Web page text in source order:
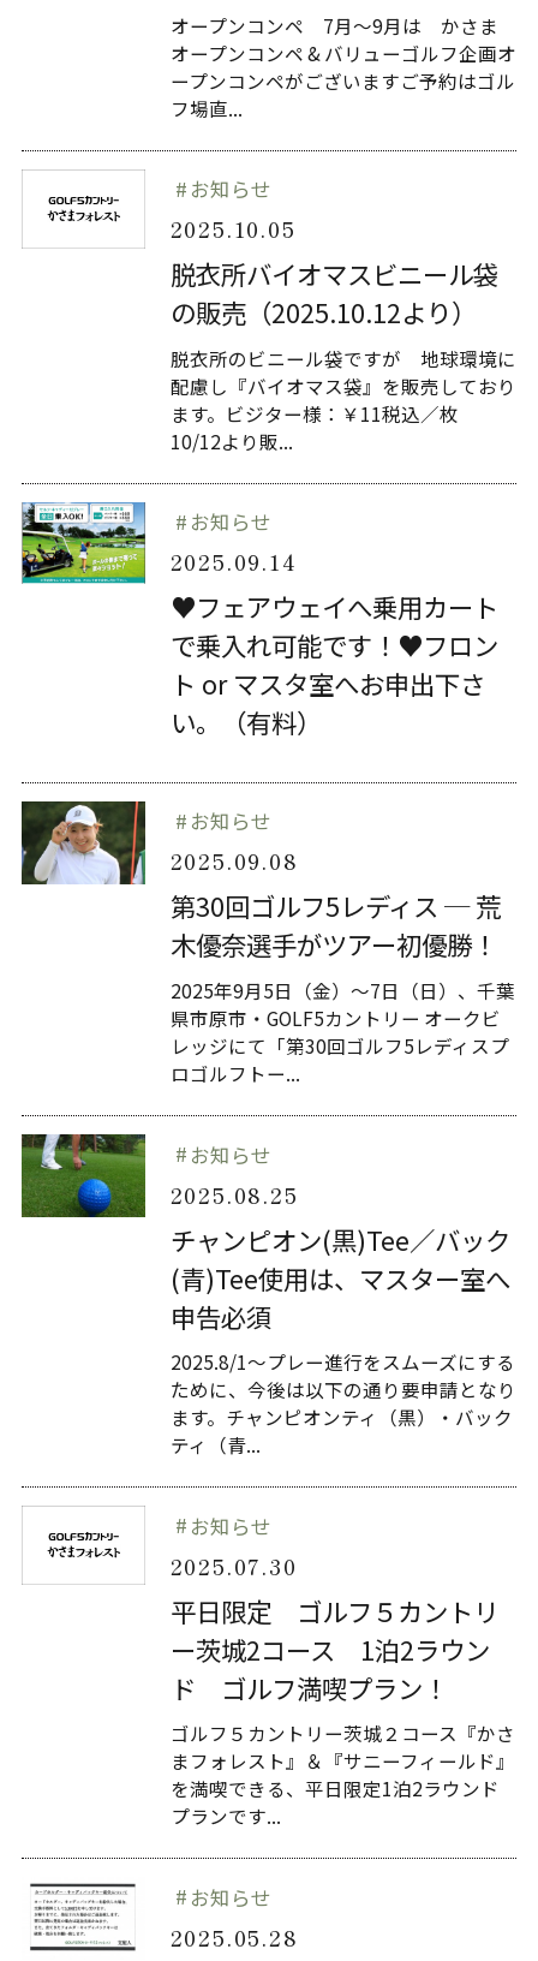
オープンコンペ 7月～9月は かさま
オープンコンペ & バリューゴルフ企画オ
ープンコンペがございますご予約はゴル
フ場直...
2025.10.05
お知らせ
脱衣所バイオマスビニール袋
の販売（2025.10.12より）
脱衣所のビニール袋ですが 地球環境に
配慮し『バイオマス袋』を販売しており
ます。ビジター様：￥11税込／枚
10/12より販...
2025.09.14
お知らせ
♥フェアウェイへ乗用カート
で乗入れ可能です！♥フロン
ト or マスタ室へお申出下さ
い。（有料）
2025.09.08
お知らせ
第30回ゴルフ5レディス ─ 荒
木優奈選手がツアー初優勝！
2025年9月5日（金）〜7日（日）、千葉
県市原市・GOLF5カントリー オークビ
レッジにて「第30回ゴルフ5レディスプ
ロゴルフトー...
2025.08.25
お知らせ
チャンピオン(黒)Tee／バック
(青)Tee使用は、マスター室へ
申告必須
2025.8/1～プレー進行をスムーズにする
ために、今後は以下の通り要申請となり
ます。チャンピオンティ（黒）・バック
ティ（青...
2025.07.30
お知らせ
平日限定 ゴルフ５カントリ
ー茨城2コース 1泊2ラウン
ド ゴルフ満喫プラン！
ゴルフ５カントリー茨城２コース『かさ
まフォレスト』＆『サニーフィールド』
を満喫できる、平日限定1泊2ラウンド
プランです...
2025.05.28
お知らせ